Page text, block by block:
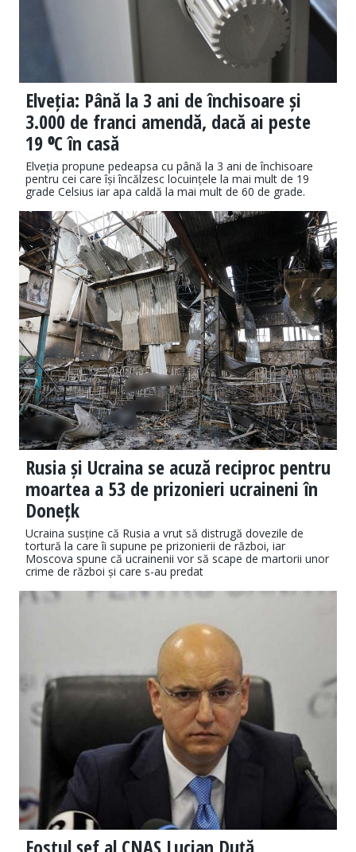
Elveția: Până la 3 ani de închisoare și
3.000 de franci amendă, dacă ai peste
19 ⁰C în casă
Elveția propune pedeapsa cu până la 3 ani de închisoare
pentru cei care își încălzesc locuințele la mai mult de 19
grade Celsius iar apa caldă la mai mult de 60 de grade.
Rusia și Ucraina se acuză reciproc pentru
moartea a 53 de prizonieri ucraineni în
Donețk
Ucraina susține că Rusia a vrut să distrugă dovezile de
tortură la care îi supune pe prizonierii de război, iar
Moscova spune că ucrainenii vor să scape de martorii unor
crime de război și care s-au predat